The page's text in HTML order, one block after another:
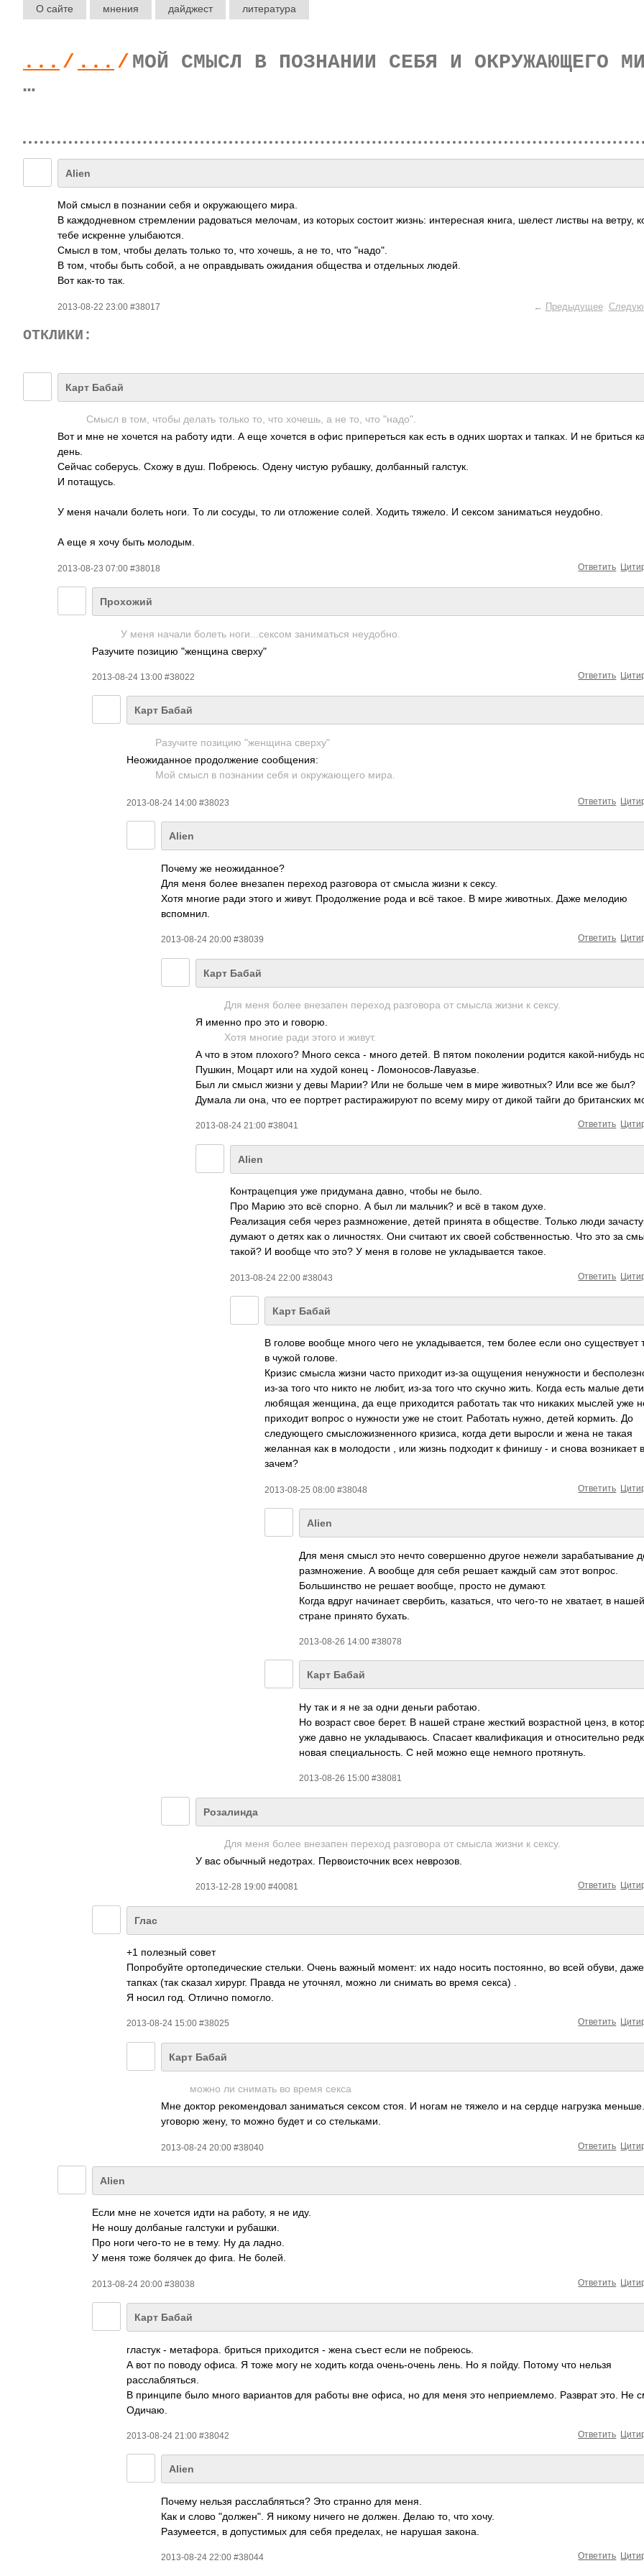
О сайте мнения дайджест литература
... / ... / МОЙ СМЫСЛ В ПОЗНАНИИ СЕБЯ И ОКРУЖАЮЩЕГО
…
Alien
Мой смысл в познании себя и окружающего мира.
В каждодневном стремлении радоваться мелочам, из которых состоит жизнь: интересная книга, шелест листвы на ветру,
тебе искренне улыбаются.
Смысл в том, чтобы делать только то, что хочешь, а не то, что "надо".
В том, чтобы быть собой, а не оправдывать ожидания общества и отдельных людей.
Вот как-то так.
2013-08-22 23:00 #38017 ← Предыдущее
ОТКЛИКИ:
Карт Бабай
Смысл в том, чтобы делать только то, что хочешь, а не то, что "надо".
Вот и мне не хочется на работу идти. А еще хочется в офис припереться как есть в одних шортах и тапках. И не бриться
день.
Сейчас соберусь. Схожу в душ. Побреюсь. Одену чистую рубашку, долбанный галстук.
И потащусь.
У меня начали болеть ноги. То ли сосуды, то ли отложение солей. Ходить тяжело. И сексом заниматься неудобно.
А еще я хочу быть молодым.
2013-08-23 07:00 #38018 Ответить
Прохожий
У меня начали болеть ноги...сексом заниматься неудобно.
Разучите позицию "женщина сверху"
2013-08-24 13:00 #38022 Ответить
Карт Бабай
Разучите позицию "женщина сверху"
Неожиданное продолжение сообщения:
Мой смысл в познании себя и окружающего мира.
2013-08-24 14:00 #38023 Ответить
Alien
Почему же неожиданное?
Для меня более внезапен переход разговора от смысла жизни к сексу.
Хотя многие ради этого и живут. Продолжение рода и всё такое. В мире животных. Даже мелодию
вспомнил.
2013-08-24 20:00 #38039 Ответить
Карт Бабай
Для меня более внезапен переход разговора от смысла жизни к сексу.
Я именно про это и говорю.
Хотя многие ради этого и живут.
А что в этом плохого? Много секса - много детей. В пятом поколении родится какой-нибудь
Пушкин, Моцарт или на худой конец - Ломоносов-Лавуаз­ье.
Был ли смысл жизни у девы Марии? Или не больше чем в мире животных? Или все же был?
Думала ли она, что ее портрет растиражируют по всему миру от дикой тайги до британских
2013-08-24 21:00 #38041 Ответить
Alien
Контрацепция уже придумана давно, чтобы не было.
Про Марию это всё спорно. А был ли мальчик? и всё в таком духе.
Реализация себя через размножение, детей принята в обществе. Только люди
думают о детях как о личностях. Они считают их своей собственностью. Что это за
такой? И вообще что это? У меня в голове не укладывается такое.
2013-08-24 22:00 #38043 Ответить
Карт Бабай
В голове вообще много чего не укладывается, тем более если оно существует
в чужой голове.
Кризис смысла жизни часто приходит из-за ощущения ненужности и
из-за того что никто не любит, из-за того что скучно жить. Когда есть малые
любящая женщина, да еще приходится работать так что никаких мыслей уже
приходит вопрос о нужности уже не стоит. Работать нужно, детей кормить. До
следующего смысложизненного кризиса, когда дети выросли и жена не такая
желанная как в молодости , или жизнь подходит к финишу - и снова возникает
зачем?
2013-08-25 08:00 #38048 Ответить
Alien
Для меня смысл это нечто совершенно другое нежели зарабатывание
размножение. А вообще для себя решает каждый сам этот вопрос.
Большинство не решает вообще, просто не думают.
Когда вдруг начинает свербить, казаться, что чего-то не хватает, в нашей
стране принято бухать.
2013-08-26 14:00 #38078
Карт Бабай
Ну так и я не за одни деньги работаю.
Но возраст свое берет. В нашей стране жесткий возрастной ценз, в
уже давно не укладываюсь. Спасает квалификация и относительно
новая специальность. С ней можно еще немного протянуть.
2013-08-26 15:00 #38081
Розалинда
Для меня более внезапен переход разговора от смысла жизни к сексу.
У вас обычный недотрах. Первоисточник всех неврозов.
2013-12-28 19:00 #40081 Ответить
Глас
+1 полезный совет
Попробуйте ортопедические стельки. Очень важный момент: их надо носить постоянно, во всей обуви,
тапках (так сказал хирург. Правда не уточнял, можно ли снимать во время секса) .
Я носил год. Отлично помогло.
2013-08-24 15:00 #38025 Ответить
Карт Бабай
можно ли снимать во время секса
Мне доктор рекомендовал заниматься сексом стоя. И ногам не тяжело и на сердце нагрузка
уговорю жену, то можно будет и со стельками.
2013-08-24 20:00 #38040 Ответить
Alien
Если мне не хочется идти на работу, я не иду.
Не ношу долбаные галстуки и рубашки.
Про ноги чего-то не в тему. Ну да ладно.
У меня тоже болячек до фига. Не болей.
2013-08-24 20:00 #38038 Ответить
Карт Бабай
гластук - метафора. бриться приходится - жена съест если не побреюсь.
А вот по поводу офиса. Я тоже могу не ходить когда очень-очень лень. Но я пойду. Потому что нельзя
расслабляться.
В принципе было много вариантов для работы вне офиса, но для меня это неприемлемо. Разврат это. Не
Одичаю.
2013-08-24 21:00 #38042 Ответить
Alien
Почему нельзя расслабляться? Это странно для меня.
Как и слово "должен". Я никому ничего не должен. Делаю то, что хочу.
Разумеется, в допустимых для себя пределах, не нарушая закона.
2013-08-24 22:00 #38044 Ответить